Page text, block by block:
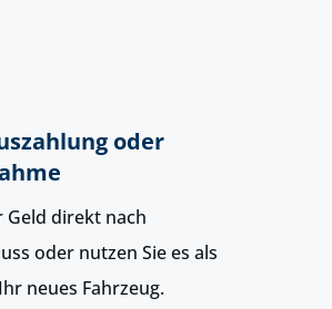
oder
Geld direkt nach
oder nutzen Sie es als
neues Fahrzeug.